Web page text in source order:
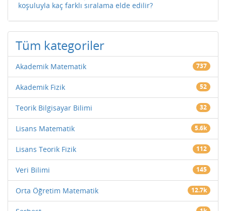
koşuluyla kaç farklı sıralama elde edilir?
Tüm kategoriler
Akademik Matematik 737
Akademik Fizik 52
Teorik Bilgisayar Bilimi 32
Lisans Matematik 5.6k
Lisans Teorik Fizik 112
Veri Bilimi 145
Orta Öğretim Matematik 12.7k